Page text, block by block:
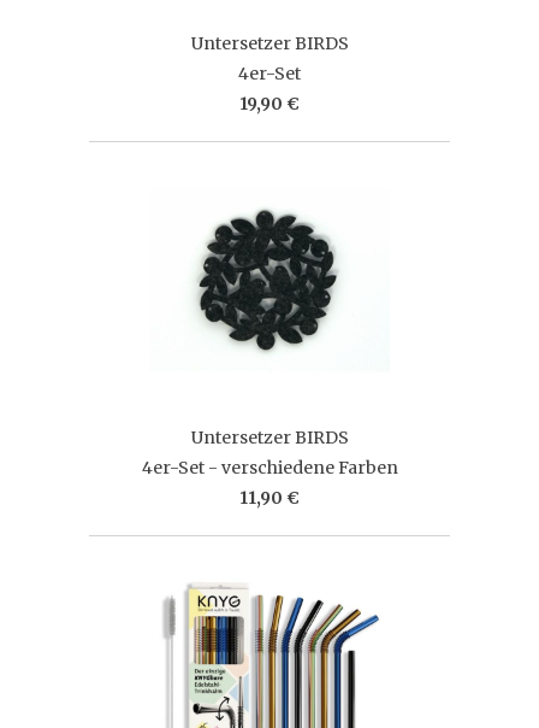
Untersetzer BIRDS
4er-Set
19,90 €
Untersetzer BIRDS
4er-Set - verschiedene Farben
11,90 €